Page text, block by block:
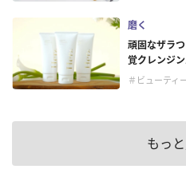
磨く
頑固なザラ
覚クレンジ
＃ビューティ
もっ